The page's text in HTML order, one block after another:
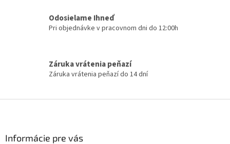
k
v
i
s
Odosielame Ihneď
Pri objednávke v pracovnom dni do 12:00h
Záruka vrátenia peňazí
Záruka vrátenia peňazí do 14 dní
Informácie pre vás